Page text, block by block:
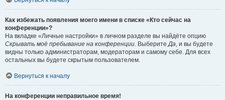
Как избежать появления моего имени в списке «Кто сейчас на
конференции»?
На вкладке «Личные настройки» в личном разделе вы найдёте опцию
Скрывать моё пребывание на конференции. ВыберитеДа, и вы будете
видны только администраторам, модераторам и самому себе. Для всех
остальных вы будете скрытым пользователем.
Вернуться к началу
На конференции неправильное время!